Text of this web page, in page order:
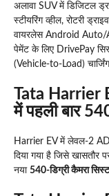
अलावा SUV में डिजिटल
स्टीयरिंग व्हील, रोटरी
वायरलेस Android Auto/
पेमेंट के लिए DrivePay
(Vehicle-to-Load)
Tata Harrier
में पहली बार
Harrier EV में लेवल-2
दिया गया है जिसे खासतौर
नया 540-डिग्री कैमरा